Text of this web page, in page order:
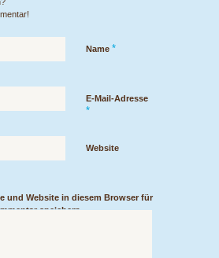
Name *
E-Mail-Adresse
*
Website
und Website in diesem Browser für
speichern.